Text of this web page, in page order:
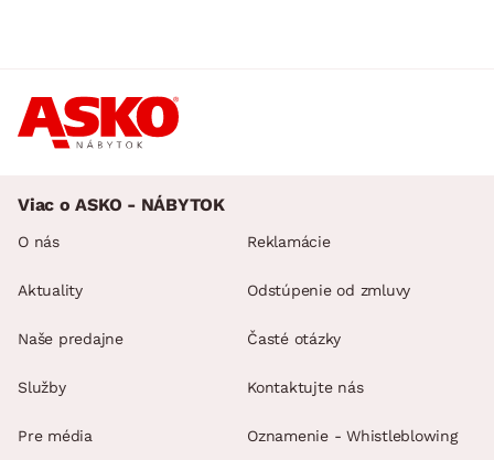
Viac o ASKO - NÁBYTOK
O nás
Aktuality
Naše predajne
Služby
Pre média
Reklamácie
Odstúpenie od zmluvy
Časté otázky
Kontaktujte nás
Oznamenie - Whistleblowing